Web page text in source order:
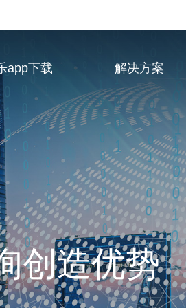
app下载 解决方案
创造优势
服务供应商